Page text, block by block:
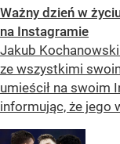
Ważny dzień w
na Instagramie
Jakub
ze wszystkimi
umieścił na swoim
informując, że jego